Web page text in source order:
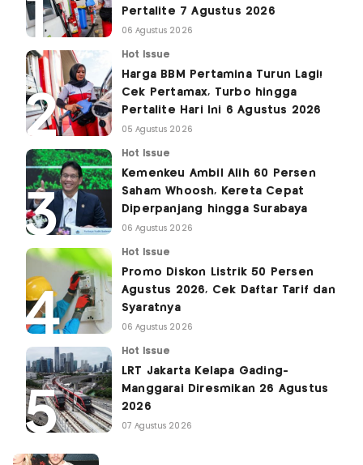
Pertalite 7 Agustus 2026
06 Agustus 2026
Hot Issue
Harga BBM Pertamina Turun Lagi!
Cek Pertamax, Turbo hingga
Pertalite Hari Ini 6 Agustus 2026
05 Agustus 2026
Hot Issue
Kemenkeu Ambil Alih 60 Persen
Saham Whoosh, Kereta Cepat
Diperpanjang hingga Surabaya
06 Agustus 2026
Hot Issue
Promo Diskon Listrik 50 Persen
Agustus 2026, Cek Daftar Tarif dan
Syaratnya
06 Agustus 2026
Hot Issue
LRT Jakarta Kelapa Gading-
Manggarai Diresmikan 26 Agustus
2026
07 Agustus 2026